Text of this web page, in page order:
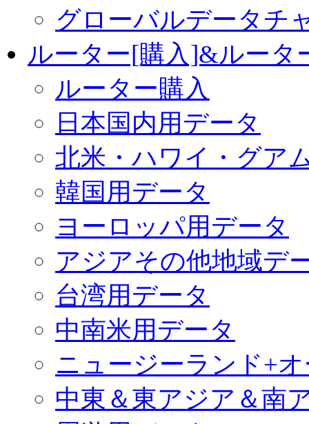
グローバルデータチ
ルーター[購入]&ルータ
ルーター購入
日本国内用データ
北米・ハワイ・グア
韓国用データ
ヨーロッパ用データ
アジアその他地域デ
台湾用データ
中南米用データ
ニュージーランド+
中東＆東アジア＆南